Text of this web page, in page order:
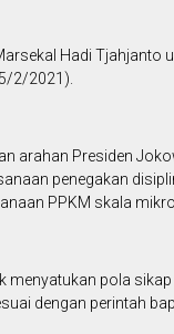
Hadi Tjahjanto
2/2021).
arahan Presiden
penegakan
PPKM skala
menyatukan pola
dengan perintah